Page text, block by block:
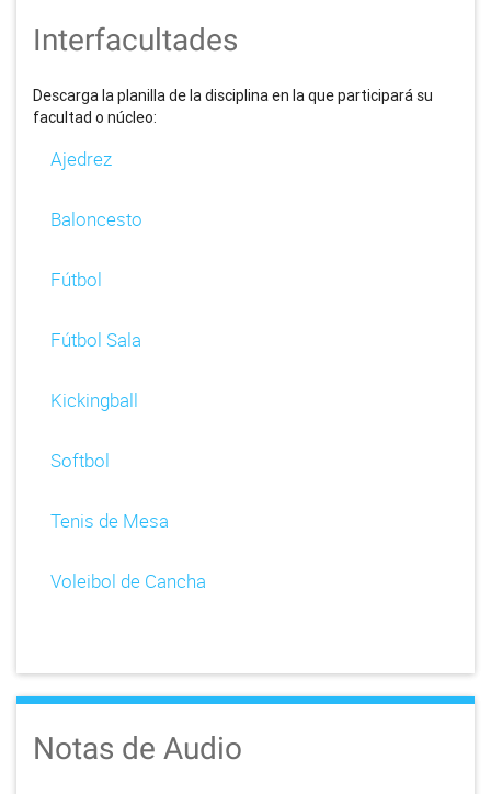
Interfacultades
Descarga la planilla de la disciplina en la que participará su
facultad o núcleo:
Ajedrez
Baloncesto
Fútbol
Fútbol Sala
Kickingball
Softbol
Tenis de Mesa
Voleibol de Cancha
Notas de Audio